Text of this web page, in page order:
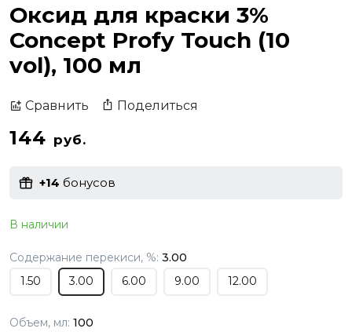
Оксид для краски 3%
Concept Profy Touch (10
vol), 100 мл
Сравнить Поделиться
144 руб.
+14 бонусов
В наличии
Содержание перекиси, %: 3.00
1.50
3.00 6.00 9.00 12.00
Объем, мл: 100